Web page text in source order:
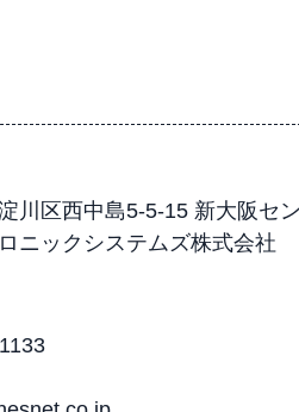
川区西中島5-5-15 新大阪セ
ニックシステムズ株式会社